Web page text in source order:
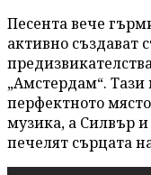
Песента вече
активно създават
„Амстердам“.
перфектното
музика, а Силвър
печелят сърцата